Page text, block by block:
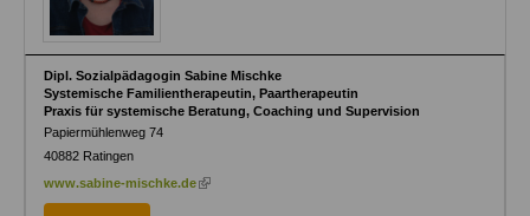
Dipl. Sozialpädagogin Sabine Mischke
Systemische Familientherapeutin, Paartherapeutin
Praxis für systemische Beratung, Coaching und Supervision
Papiermühlenweg 74
40882 Ratingen
www.sabine-mischke.de (link